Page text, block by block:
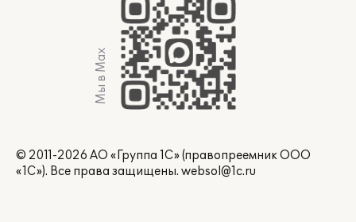
Мы в Max
© 2011-2026 АО «Группа 1С» (правопреемник ООО
«1С»). Все права защищены. websol@1c.ru